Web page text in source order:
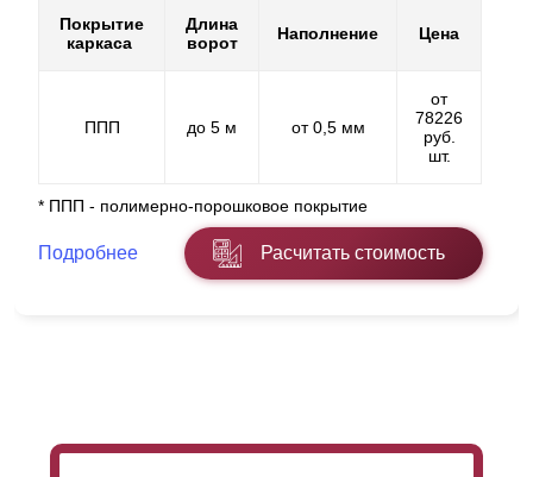
Покрытие
каркаса
Длина
ворот
Наполнение Цена
ППП до 5 м от 0,5 мм
от
78226
руб.
шт.
* ППП - полимерно-порошковое покрытие
Подробнее Расчитать стоимость